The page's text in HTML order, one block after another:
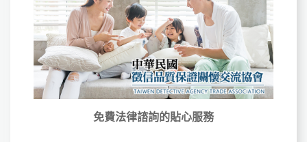
免費法律諮詢的貼心服務